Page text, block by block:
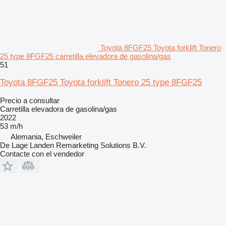
Toyota 8FGF25 Toyota forklift Tonero
25 type 8FGF25 carretilla elevadora de gasolina/gas
51
Toyota 8FGF25 Toyota forklift Tonero 25 type 8FGF25
Precio a consultar
Carretilla elevadora de gasolina/gas
2022
53 m/h
Alemania, Eschweiler
De Lage Landen Remarketing Solutions B.V.
Contacte con el vendedor